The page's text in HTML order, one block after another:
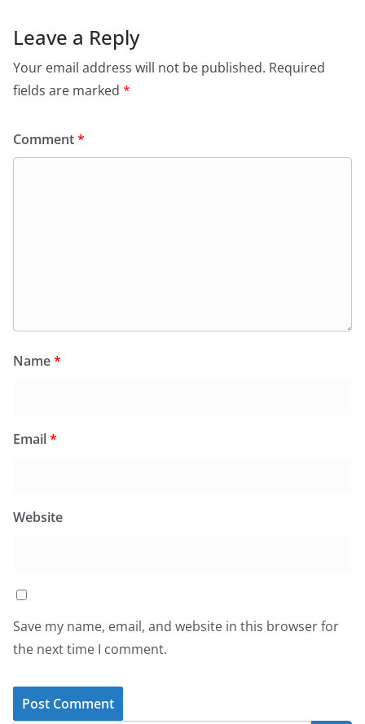
Leave a Reply
Your email address will not be published. Required
fields are marked *
Comment*
Name*
Email*
Website
Save my name, email, and website in this browser for
the next time I comment.